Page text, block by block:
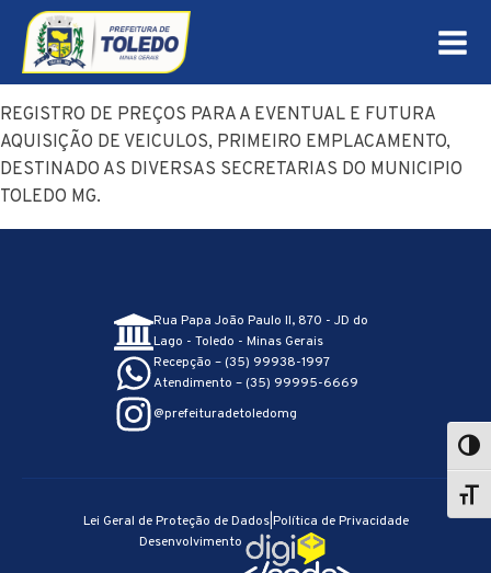
REGISTRO DE PREÇOS PARA A EVENTUAL E FUTURA
AQUISIÇÃO DE VEICULOS, PRIMEIRO EMPLACAMENTO,
DESTINADO AS DIVERSAS SECRETARIAS DO MUNICIPIO
TOLEDO MG.
Rua Papa João Paulo II, 870 - JD do
Lago - Toledo - Minas Gerais
Recepção – (35) 99938-1997
Atendimento – (35) 99995-6669
@prefeituradetoledomg
Lei Geral de Proteção de Dados|Política de Privacidade
Desenvolvimento